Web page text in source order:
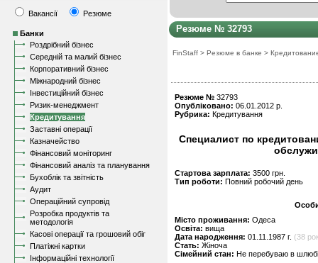
Вакансії Резюме
Банки
Роздрібний бізнес
Середній та малий бізнес
Корпоративний бізнес
Міжнародний бізнес
Інвестиційний бізнес
Ризик-менеджмент
Кредитування
Заставні операції
Казначейство
Фінансовий моніторинг
Фінансовий аналіз та планування
Бухоблік та звітність
Аудит
Операційний супровід
Розробка продуктів та
методологія
Касові операції та грошовий обіг
Платіжні картки
Інформаційні технології
Резюме № 32793
FinStaff > Резюме в банке >
Резюме № 32793
Опубліковано: 06.01.2012 р.
Рубрика: Кредитування
Специалист по
Стартова зарплата: 3500 грн.
Тип роботи: Повний робочий день
Місто проживання: Одеса
Освіта: вища
Дата народження: 01.11.1987 г. (38
Стать: Жіноча
Сімейний стан: Не перебуваю в